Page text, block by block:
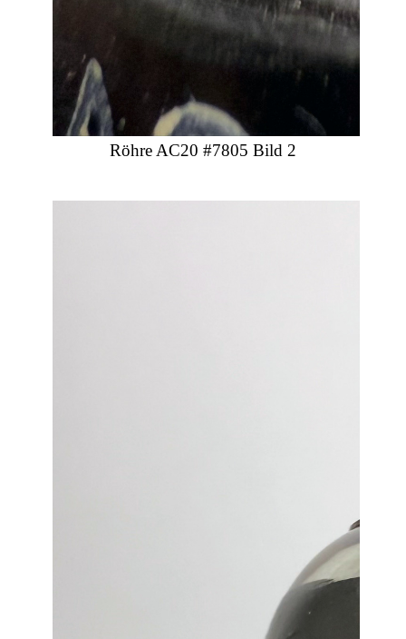
Röhre AC20 #7805 Bild 2